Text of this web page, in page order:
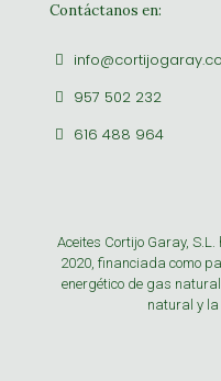
Contáctanos en:
957 502 232
616 488 964
Aceites Cortijo Garay,
2020, financiada como
energético de gas
natural y